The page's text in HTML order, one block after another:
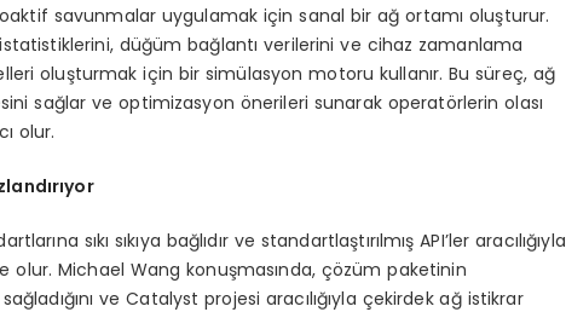
savunmalar uygulamak için sanal bir ağ ortamı oluşturur.
düğüm bağlantı verilerini ve cihaz zamanlama
oluşturmak için bir simülasyon motoru kullanır. Bu süreç, ağ
sağlar ve optimizasyon önerileri sunarak operatörlerin olası
olur.
sıkı sıkıya bağlıdır ve standartlaştırılmış API’ler aracılığıyla
Michael Wang konuşmasında, çözüm paketinin
ve Catalyst projesi aracılığıyla çekirdek ağ istikrar